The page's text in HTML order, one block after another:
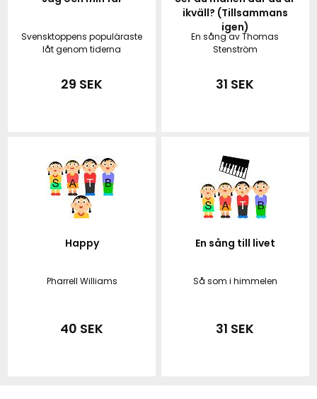
Svensktoppens populäraste
låt genom tiderna
29 SEK
ikväll? (Tillsammans
igen)
En sång av Thomas
Stenström
31 SEK
Happy
Pharrell Williams
40 SEK
En sång till livet
Så som i himmelen
31 SEK